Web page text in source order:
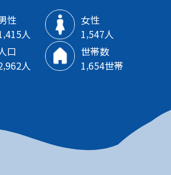
性
人
女性
1‚547人
口
人
世帯数
1‚654世帯